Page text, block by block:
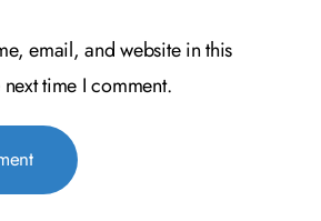
email, and website in this
time I comment.